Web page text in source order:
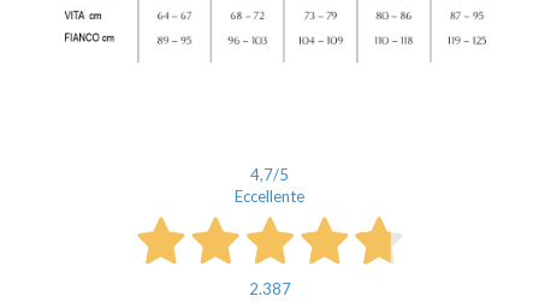
4,7/5
Eccellente
2.387